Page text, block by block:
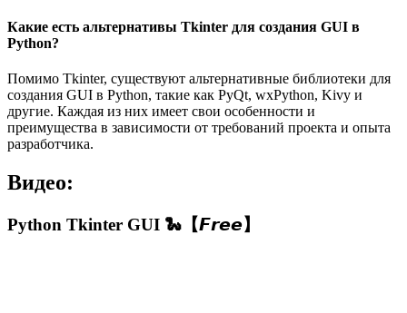
Какие есть альтернативы Tkinter для создания GUI в
Python?
Помимо Tkinter, существуют альтернативные библиотеки для
создания GUI в Python, такие как PyQt, wxPython, Kivy и
другие. Каждая из них имеет свои особенности и
преимущества в зависимости от требований проекта и опыта
разработчика.
Видео:
Python Tkinter GUI 🐍【𝙁𝙧𝙚𝙚】